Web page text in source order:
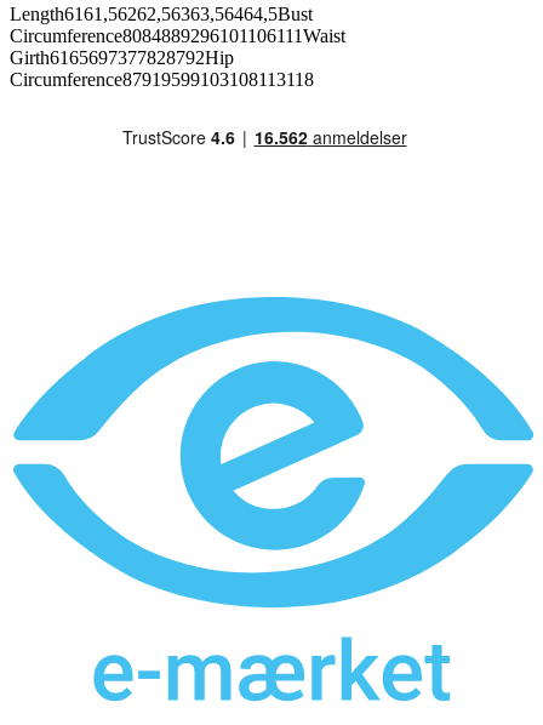
Length6161,56262,56363,56464,5Bust
Circumference8084889296101106111Waist
Girth6165697377828792Hip
Circumference87919599103108113118